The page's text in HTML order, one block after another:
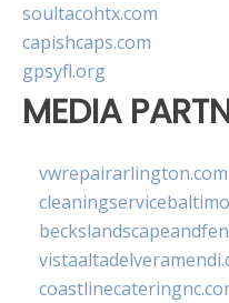
soultacohtx.com
capishcaps.com
gpsyfl.org
MEDIA
vwrepairarlington.com